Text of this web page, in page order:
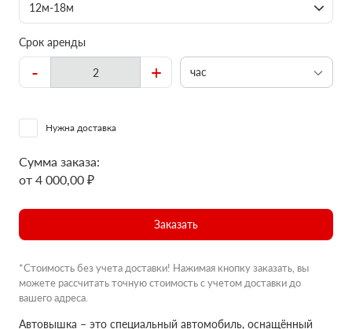
12м-18м
Срок аренды
- + час
Нужна доставка
Сумма заказа:
от 4 000,00 ₽
Заказать
*Стоимость без учета доставки! Нажимая кнопку заказать, вы
можете рассчитать точную стоимость с учетом доставки до
вашего адреса.
Автовышка – это специальный автомобиль, оснащённый